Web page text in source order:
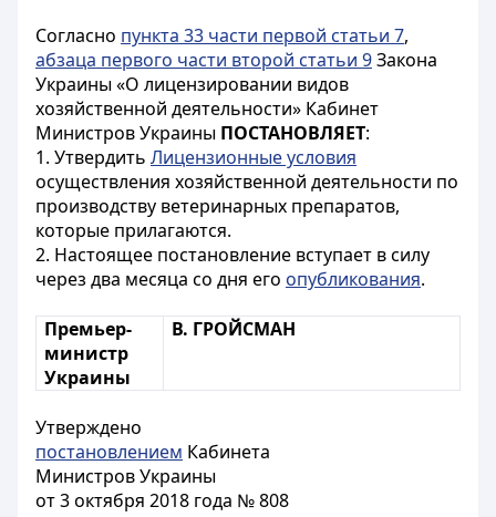
Согласно пункта 33 части первой статьи 7,
абзаца первого части второй статьи 9Закона
Украины «О лицензировании видов
хозяйственной деятельности» Кабинет
Министров Украины ПОСТАНОВЛЯЕТ:
1. Утвердить Лицензионные условия
осуществления хозяйственной деятельности по
производству ветеринарных препаратов,
которые прилагаются.
2. Настоящее постановление вступает в силу
через два месяца со дня его опубликования.
Премьер-
министр
Украины
В. ГРОЙСМАН
Утверждено
постановлением Кабинета
Министров Украины
от 3 октября 2018 года № 808